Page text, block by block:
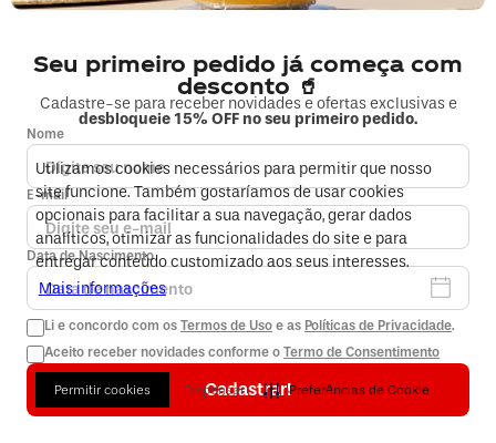
Utilizamos cookies necessários para permitir que nosso
site funcione. Também gostaríamos de usar cookies
opcionais para facilitar a sua navegação, gerar dados
analíticos, otimizar as funcionalidades do site e para
entregar conteúdo customizado aos seus interesses.
Mais informações
Permitir cookies Dispensar Preferências de Cookie
Seu primeiro pedido já começa com
desconto 🥤
Cadastre-se para receber novidades e ofertas exclusivas e
desbloqueie 15% OFF no seu primeiro pedido.
Nome
E-mail
Data de Nascimento
Li e concordo com os Termos de Uso e as Políticas de Privacidade.
Aceito receber novidades conforme o Termo de Consentimento
Cadastrar!
COMPRAS
MINHA CONTA
EMPRESA
FORMAS DE PAGAMENTO E SEGURANÇA
2026 © Copyright Coca-Cola Andina. Todos os direitos reservados.
Endereço: Rua André Rocha, n° 2.299, no município do Rio de Janeiro,
Estado do Rio de Janeiro, CEP: 22710-561
A loja online Coca-Cola Andina é operada pela Infracommerce Negócios e